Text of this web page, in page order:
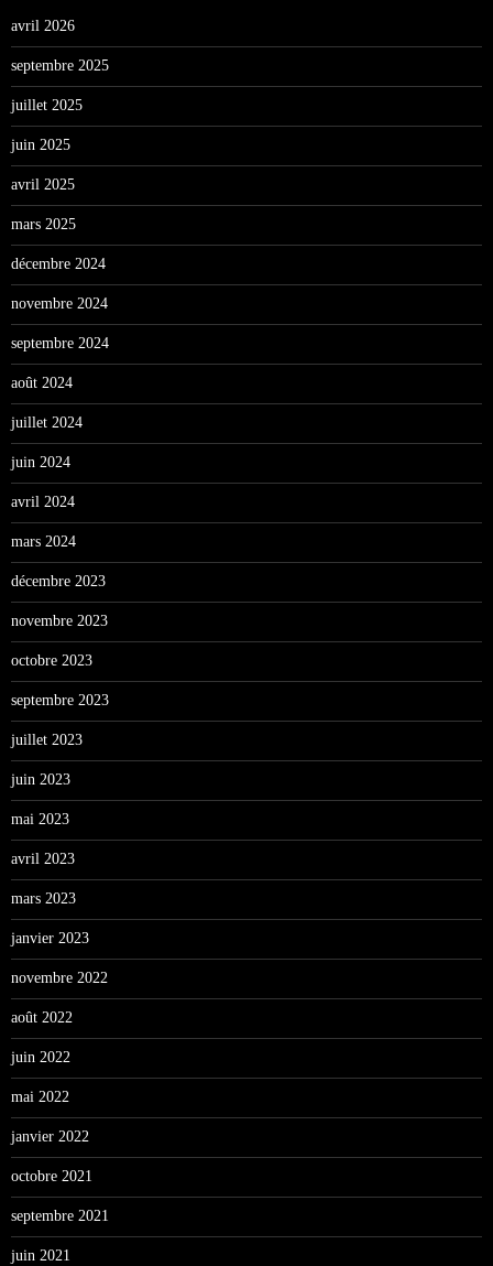
avril 2026
septembre 2025
juillet 2025
juin 2025
avril 2025
mars 2025
décembre 2024
novembre 2024
septembre 2024
août 2024
juillet 2024
juin 2024
avril 2024
mars 2024
décembre 2023
novembre 2023
octobre 2023
septembre 2023
juillet 2023
juin 2023
mai 2023
avril 2023
mars 2023
janvier 2023
novembre 2022
août 2022
juin 2022
mai 2022
janvier 2022
octobre 2021
septembre 2021
juin 2021